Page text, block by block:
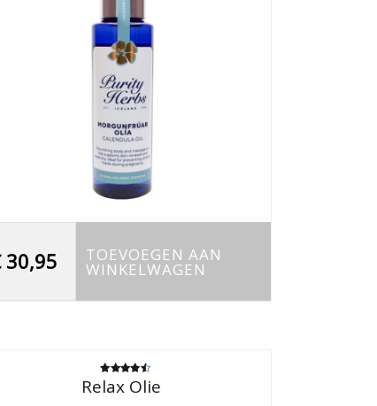
30,95 TOEVOEGEN AAN
WINKELWAGEN
Gewaardeerd
4.50
Relax Olie